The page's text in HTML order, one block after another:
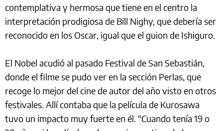
contemplativa y hermosa que tiene en el centro la
interpretación prodigiosa de Bill Nighy, que debería ser
reconocido en los Oscar, igual que el guion de Ishiguro.
El Nobel acudió al pasado Festival de San Sebastián,
donde el filme se pudo ver en la sección Perlas, que
recoge lo mejor del cine de autor del año visto en otros
festivales. Allí contaba que la película de Kurosawa
tuvo un impacto muy fuerte en él. “Cuando tenía 19 o